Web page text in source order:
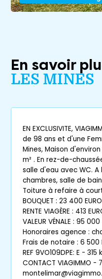
En savoir
LES MINES
EN EXCLUSIVITE,
de 98 ans et d'une
Mines, Maison
m² . En rez-de-
salle d'eau avec WC.
chambres, salle de
Toiture à refaire à
BOUQUET : 23 400
RENTE VIAGÈRE : 413
VALEUR VÉNALE : 95 000
Honoraires agence :
Frais de notaire : 6 500
REF 9VO109DPE: E -
CONTACT VIAGIMMO